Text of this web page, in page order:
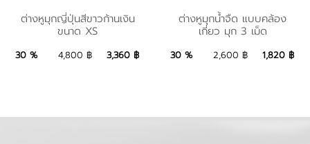
ต่างหูมุกญี่ปุ่นสีขาวก้านเงิน
ขนาด XS
3,360 ฿ Add to Bag
ต่างหูมุกญี่ปุ่นสีขาวก้านเงิน
ขนาด XS
30 % 4,800 ฿ 3,360 ฿
ต่างหูมุกน้ำจืด แบบคล้อง
เกี่ยว มุก 3 เม็ด
1,820 ฿ Add to Bag
ต่างหูมุกน้ำจืด แบบคล้อง
เกี่ยว มุก 3 เม็ด
30 % 2,600 ฿ 1,820 ฿